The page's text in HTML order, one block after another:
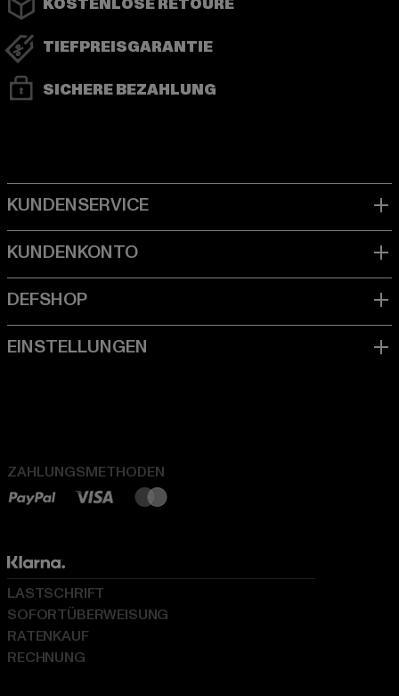
KOSTENLOSE RETOURE
TIEFPREISGARANTIE
SICHERE BEZAHLUNG
ZAHLUNGSMETHODEN
LASTSCHRIFT
SOFORTÜBERWEISUNG
RATENKAUF
RECHNUNG